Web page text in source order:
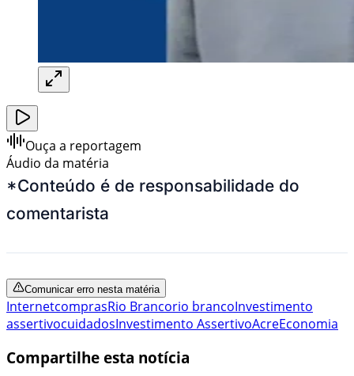
Ouça a reportagem
Áudio da matéria
*Conteúdo é de responsabilidade do
comentarista
Comunicar erro nesta matéria
InternetcomprasRio Brancorio brancoInvestimento
assertivocuidadosInvestimento AssertivoAcreEconomia
Compartilhe esta notícia